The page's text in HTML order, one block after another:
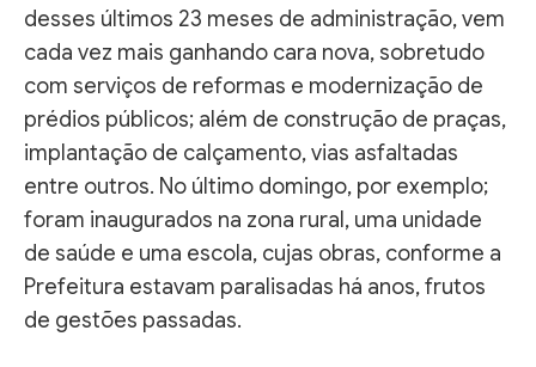
desses últimos 23 meses de administração, vem
cada vez mais ganhando cara nova, sobretudo
com serviços de reformas e modernização de
prédios públicos; além de construção de praças,
implantação de calçamento, vias asfaltadas
entre outros. No último domingo, por exemplo;
foram inaugurados na zona rural, uma unidade
de saúde e uma escola, cujas obras, conforme a
Prefeitura estavam paralisadas há anos, frutos
de gestões passadas.